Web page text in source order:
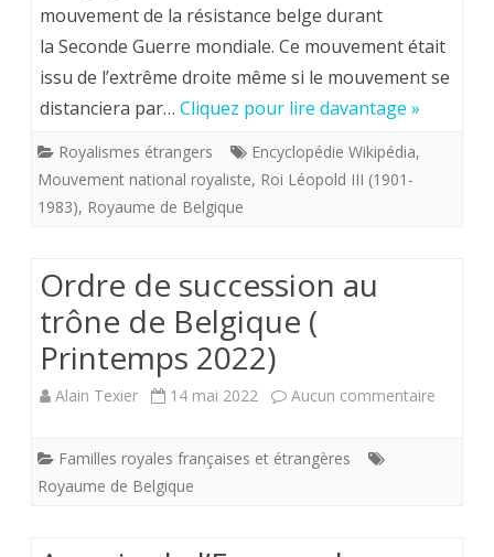
royalistes
ailleurs.
Belgique
.
Mouvement
royaliste.
mouvement de la résistance belge durant
la Seconde Guerre mondiale. Ce mouvement était
issu de l’extrême droite même si le mouvement se
distanciera par… Cliquez pour lire davantage »
Royalismes étrangers Encyclopédie Wikipédia,
Mouvement national royaliste, Roi Léopold III (1901-
1983), Royaume de Belgique
Ordre de succession au
trône de Belgique (
Printemps 2022)
Alain Texier 14 mai 2022 Aucun commentaire
Familles royales françaises et étrangères
Royaume de Belgique